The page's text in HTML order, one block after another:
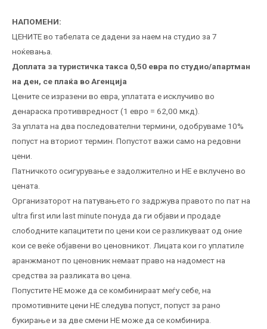
НАПОМЕНИ:
ЦЕНИТЕ во табелата се дадени за наем на студио за 7
ноќевања.
Доплата за туристичка такса 0,50 евра по студио/апартман
на ден, се плаќа во Агенција
Цените се изразени во евра, уплатата е исклучиво во
денараска противвредност (1 евро = 62,00 мкд).
За уплата на два последователни термини, одобруваме 10%
попуст на вториот термин. Попустот важи само на редовни
цени.
Патничкото осигурување е задолжително и НЕ е вклучено во
цената.
Организаторот на патувањето го задржува правото по пат на
ultra first или last minute понуда да ги објави и продаде
слободните капацитети по цени кои се разликуваат од оние
кои се веќе објавени во ценовникот. Лицата кои го уплатиле
аранжманот по ценовник немаат право на надомест на
средства за разликата во цена.
Попустите НЕ можe да се комбинираат меѓу себе, на
промотивните цени НЕ следува попуст, попуст за рано
букирање и за две смени НЕ може да се комбинира.